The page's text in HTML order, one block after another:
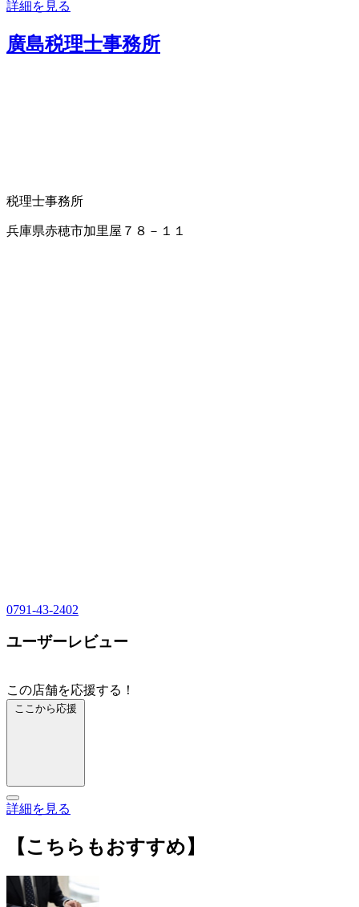
詳細を見る
廣島税理士事務所
税理士事務所
兵庫県赤穂市加里屋７８－１１
0791-43-2402
ユーザーレビュー
この店舗を応援する！
ここから応援
詳細を見る
【こちらもおすすめ】